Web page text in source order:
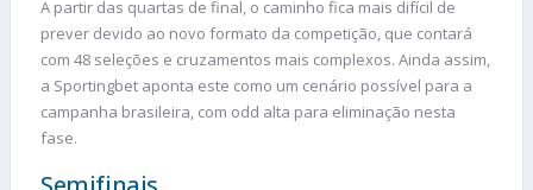
A partir das quartas de final, o caminho fica mais difícil de
prever devido ao novo formato da competição, que contará
com 48 seleções e cruzamentos mais complexos. Ainda assim,
a Sportingbet aponta este como um cenário possível para a
campanha brasileira, com odd alta para eliminação nesta
fase.